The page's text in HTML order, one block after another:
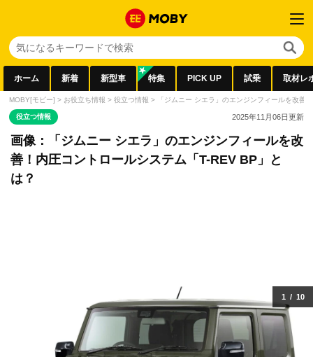
ホーム 新着 新型車 特集 PICK UP 試乗 取材レ
MOBY[モビー] > お役立ち情報 > 役立つ情報 > 「ジムニー シエラ」のエンジンフィールを改善
役立つ情報 2025年11月06日更新
画像：「ジムニー シエラ」のエンジンフィールを改
善！内圧コントロールシステム「T-REV BP」と
は？
1 / 10